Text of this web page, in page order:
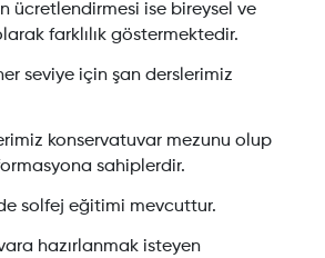
ücretlendirmesi ise bireysel ve
farklılık göstermektedir.
seviye için şan derslerimiz
konservatuvar mezunu olup
sahiplerdir.
solfej eğitimi mevcuttur.
hazırlanmak isteyen